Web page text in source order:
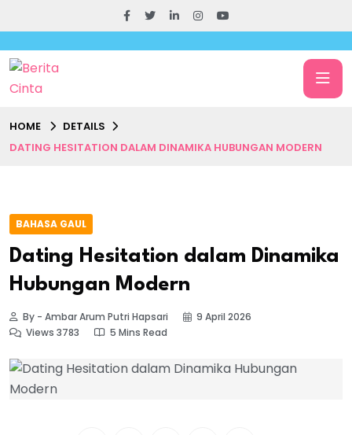
HOME
DETAILS
DATING HESITATION DALAM DINAMIKA HUBUNGAN MODERN
BAHASA GAUL
Dating Hesitation dalam Dinamika
Hubungan Modern
By - Ambar Arum Putri Hapsari
9 April 2026
Views 3783
5 Mins Read